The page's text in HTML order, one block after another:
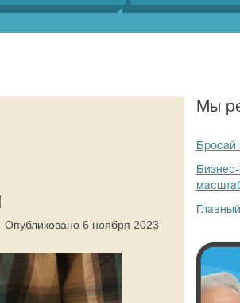
Опубликовано 6 ноября 2023
Мы
Бросай